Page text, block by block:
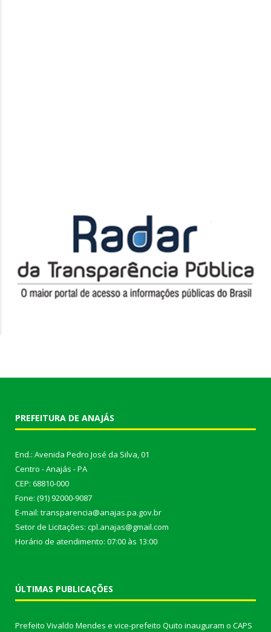
PREFEITURA DE ANAJÁS
End.: Avenida Pedro José da Silva, 01
Centro - Anajás - PA
CEP: 68810-000
Fone: (91) 92000-9087
E-mail: transparencia@anajas.pa.gov.br
Setor de Licitações: cpl.anajas@gmail.com
Horário de atendimento: 07:00 às 13:00
ÚLTIMAS PUBLICAÇÕES
Prefeito Vivaldo Mendes e vice-prefeito Quito inauguram o CAPS